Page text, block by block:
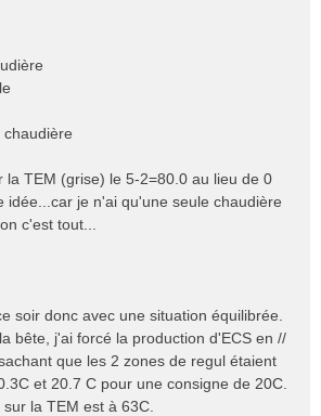
chaudière
la TEM (grise) le 5-2=80.0 au lieu de 0
idée...car je n'ai qu'une seule chaudière
c'est tout...
soir donc avec une situation équilibrée.
bête, j'ai forcé la production d'ECS en //
que les 2 zones de regul étaient
et 20.7 C pour une consigne de 20C.
la TEM est à 63C.